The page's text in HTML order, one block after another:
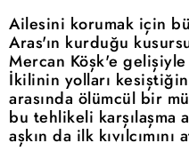
Ailesini korumak için
Aras'ın kurduğu
Mercan Köşk'e gelişiyle
İkilinin yolları
arasında ölümcül bir
bu tehlikeli karşılaşma
aşkın da ilk